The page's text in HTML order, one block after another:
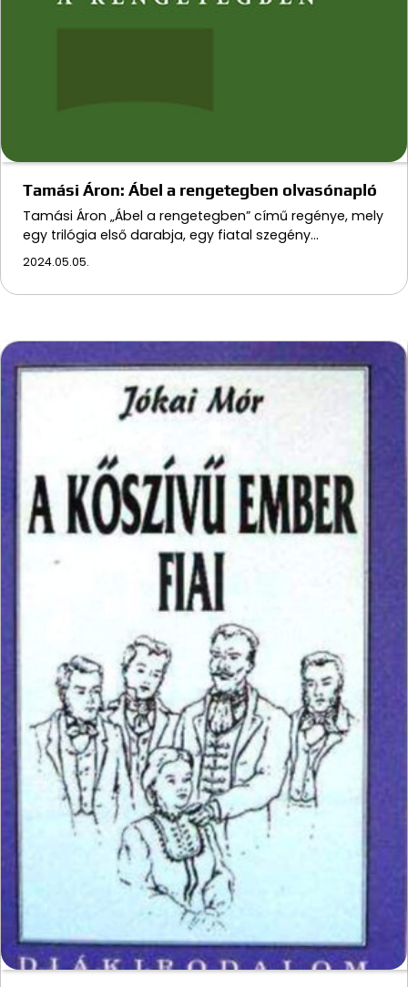
Tamási Áron: Ábel a rengetegben olvasónapló
Tamási Áron „Ábel a rengetegben” című regénye, mely
egy trilógia első darabja, egy fiatal szegény…
2024.05.05.